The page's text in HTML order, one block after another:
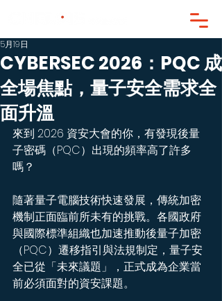
CYBERSEC 2026：PQC 成
全場焦點，量子安全需求全
面升溫
5月19日
來到 2026 資安大會的你，有發現後量
子密碼（PQC）出現的頻率高了許多
嗎？
隨著量子電腦技術快速發展，傳統加密
機制正面臨前所未有的挑戰。各國政府
與國際標準組織也加速推動後量子加密
（PQC）遷移指引與法規制定，量子安
全已從「未來議題」，正式成為企業當
前必須面對的資安課題。